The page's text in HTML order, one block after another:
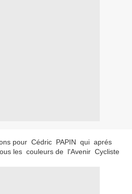
pour Cédric PAPIN qui aprés
les couleurs de l'Avenir Cycliste